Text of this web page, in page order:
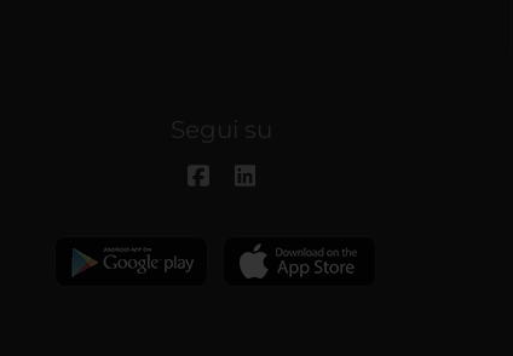
Segui su